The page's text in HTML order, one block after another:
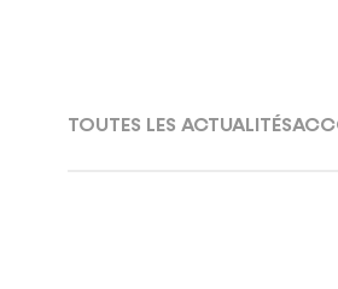
TOUTES LES ACTUALITÉS